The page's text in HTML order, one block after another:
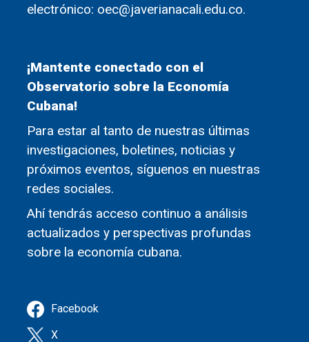
electrónico: oec@javerianacali.edu.co.
¡Mantente conectado con el
Observatorio sobre la Economía
Cubana!
Para estar al tanto de nuestras últimas
investigaciones, boletines, noticias y
próximos eventos, síguenos en nuestras
redes sociales.
Ahí tendrás acceso continuo a análisis
actualizados y perspectivas profundas
sobre la economía cubana.
Facebook
X